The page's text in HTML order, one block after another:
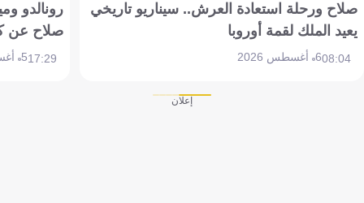
صلاح ورحلة استعادة العرش.. سيناريو تاريخي
يعيد الملك لقمة أوروبا
08:046 أغسطس 2026
رونالدو
صلاح عن
17:295 أغسطس 2026
إعلان